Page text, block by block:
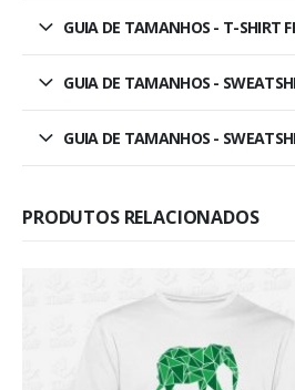
GUIA DE TAMANHOS - T-SHIRT
GUIA DE TAMANHOS -
GUIA DE TAMANHOS -
PRODUTOS RELACIONADOS